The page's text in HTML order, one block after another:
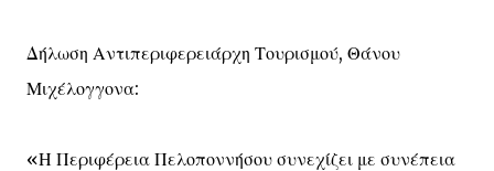
Δήλωση Αντιπεριφερειάρχη Τουρισμού, Θάνου
Μιχέλογγονα:
«Η Περιφέρεια Πελοποννήσου συνεχίζει με συνέπεια